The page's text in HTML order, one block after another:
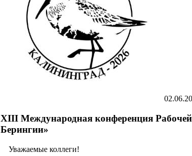
XIII Международная конференция
Берингии»
Уважаемые коллеги!